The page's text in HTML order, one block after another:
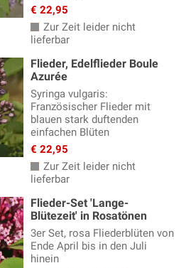
€ 22,95
Zur Zeit leider nicht
lieferbar
Flieder, Edelflieder Boule
Azurée
Syringa vulgaris:
Französischer Flieder mit
blauen stark duftenden
einfachen Blüten
€ 22,95
Zur Zeit leider nicht
lieferbar
Flieder-Set 'Lange-
Blütezeit' in Rosatönen
3er Set, rosa Fliederblüten von
Ende April bis in den Juli
hinein